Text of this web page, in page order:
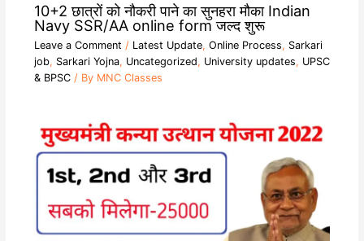
10+2 छात्रों को नौकरी पाने का सुनहरा मौका Indian
Navy SSR/AA online form जल्द शुरू
Leave a Comment / Latest Update, Online Process, Sarkari
job, Sarkari Yojna, Uncategorized, University updates, UPSC
& BPSC/ By MNC Classes